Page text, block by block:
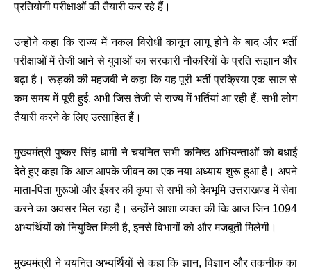
प्रतियोगी परीक्षाओं की तैयारी कर रहे हैं।
उन्होंने कहा कि राज्य में नकल विरोधी कानून लागू होने के बाद और भर्ती
परीक्षाओं में तेजी आने से युवाओं का सरकारी नौकरियों के प्रति रूझान और
बढ़ा है। रूड़की की महजबी ने कहा कि यह पूरी भर्ती प्रक्रिया एक साल से
कम समय में पूरी हुई, अभी जिस तेजी से राज्य में भर्तियां आ रही हैं, सभी लोग
तैयारी करने के लिए उत्साहित हैं।
मुख्यमंत्री पुष्कर सिंह धामी ने चयनित सभी कनिष्ठ अभियन्ताओं को बधाई
देते हुए कहा कि आज आपके जीवन का एक नया अध्याय शुरू हुआ है। अपने
माता-पिता गुरूओं और ईश्वर की कृपा से सभी को देवभूमि उत्तराखण्ड में सेवा
करने का अवसर मिल रहा है। उन्होंने आशा व्यक्त की कि आज जिन 1094
अभ्यर्थियों को नियुक्ति मिली है, इनसे विभागों को और मजबूती मिलेगी।
मुख्यमंत्री ने चयनित अभ्यर्थियों से कहा कि ज्ञान, विज्ञान और तकनीक का